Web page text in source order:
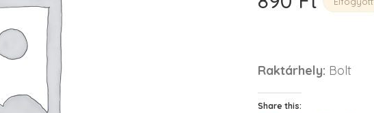
Raktárhely: Bolt
Share this: